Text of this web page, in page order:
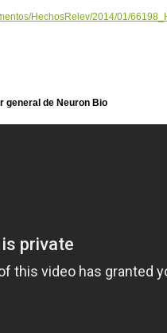
HechosRelev/2014/01/
general de Neuron Bio